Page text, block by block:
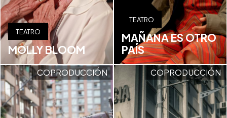
TEATRO
MOLLY BLOOM
TEATRO
MAÑANA ES OTRO
PAÍS
COPRODUCCIÓN COPRODUCCIÓN